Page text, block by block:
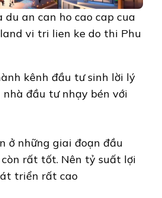
du an can ho cao cap cua
vi tri lien ke do thi Phu
kênh đầu tư sinh lời lý
nhà đầu tư nhạy bén với
ở những giai đoạn đầu
rất tốt. Nên tỷ suất lợi
triển rất cao